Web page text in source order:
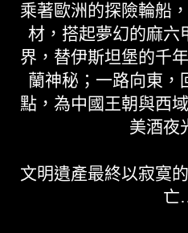
乘著歐洲的探險輪船
材，搭起夢幻的麻六
界，替伊斯坦堡的千
蘭神秘；一路向東，
點，為中國王朝與西
美酒夜
文明遺產最終以寂寞
亡